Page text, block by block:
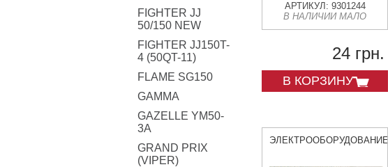
FIGHTER JJ
50/150 NEW
FIGHTER JJ150T-
4 (50QT-11)
FLAME SG150
GAMMA
GAZELLE YM50-
3A
GRAND PRIX
(VIPER)
АРТИКУЛ: 9301244
В НАЛИЧИИ МАЛО
24 грн.
В КОРЗИНУ
ЭЛЕКТРООБОРУДОВАНИЕ